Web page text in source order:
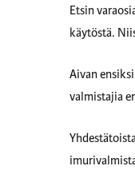
Etsin
käytöstä.
Aivan
valmistajia